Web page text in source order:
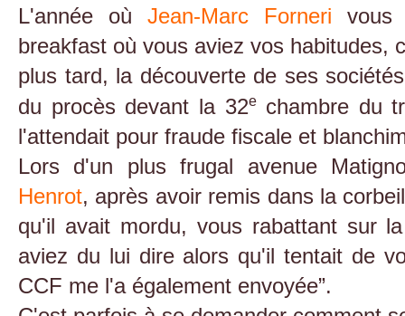
L'année où Jean-Marc Forneri
breakfast où vous aviez vos habitudes,
plus tard, la découverte de ses
du procès devant la 32echambre du
l'attendait pour fraude fiscale et
Lors d'un plus frugal avenue
Henrot, après avoir remis dans la
qu'il avait mordu, vous rabattant sur
aviez du lui dire alors qu'il tentait de
CCF me l'a également envoyée”.